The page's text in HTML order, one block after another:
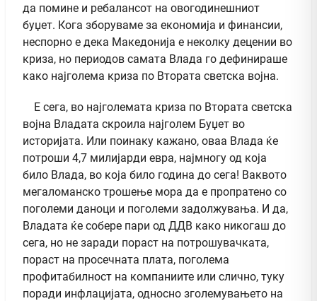
да помине и ребалансот на овогодинешниот
буџет. Кога зборуваме за економија и финансии,
неспорно е дека Македонија е неколку децении во
криза, но периодов самата Влада го дефинираше
како најголема криза по Втората светска војна.
Е сега, во најголемата криза по Втората светска
војна Владата скроила најголем Буџет во
историјата. Или поинаку кажано, оваа Влада ќе
потроши 4,7 милијарди евра, најмногу од која
било Влада, во која било година до сега! Ваквото
мегаломанско трошење мора да е пропратено со
поголеми даноци и поголеми задолжувања. И да,
Владата ќе собере пари од ДДВ како никогаш до
сега, но не заради пораст на потрошувачката,
пораст на просечната плата, поголема
профитабилност на компаниите или слично, туку
поради инфлацијата, односно зголемувањето на